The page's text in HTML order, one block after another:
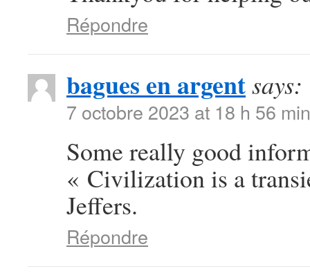
Répondre
bagues en argentsays:
7 octobre 2023 at 18 h 56 min
Some really good
« Civilization is a
Jeffers.
Répondre